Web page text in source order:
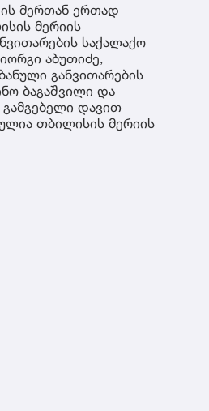
მერთან ერთად
მერიის
საქალაქო
აბუთიძე,
განვითარების
ბაგაშვილი და
დავით
თბილისის მერიის